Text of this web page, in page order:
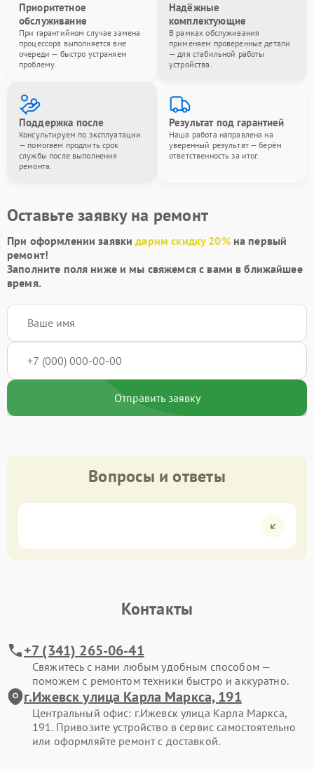
Приоритетное
обслуживание
При гарантийном случае замена
процессора выполняется вне
очереди — быстро устраняем
проблему.
Надёжные
комплектующие
В рамках обслуживания
применяем проверенные детали
— для стабильной работы
устройства.
Поддержка после
Консультируем по эксплуатации
— помогаем продлить срок
службы после выполнения
ремонта.
Результат под гарантией
Наша работа направлена на
уверенный результат — берём
ответственность за итог.
Оставьте заявку на ремонт
При оформлении заявкидарим скидку 20%на первый
ремонт!
Заполните поля ниже и мы свяжемся с вами в ближайшее
время.
Отправить заявку
Вопросы и ответы
Контакты
+7 (341) 265-06-41
Свяжитесь с нами любым удобным способом —
поможем с ремонтом техники быстро и аккуратно.
г.Ижевск улица Карла Маркса, 191
Центральный офис: г.Ижевск улица Карла Маркса,
191. Привозите устройство в сервис самостоятельно
или оформляйте ремонт с доставкой.